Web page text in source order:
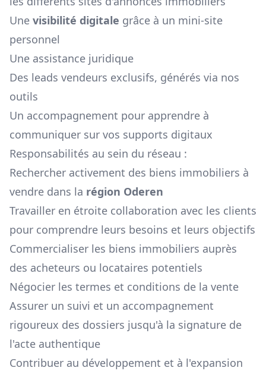
Une visibilité digitale grâce à un mini-site
personnel
Une assistance juridique
Des leads vendeurs exclusifs, générés via nos
outils
Un accompagnement pour apprendre à
communiquer sur vos supports digitaux
Responsabilités au sein du réseau :
Rechercher activement des biens immobiliers à
vendre dans la région Oderen
Travailler en étroite collaboration avec les clients
pour comprendre leurs besoins et leurs objectifs
Commercialiser les biens immobiliers auprès
des acheteurs ou locataires potentiels
Négocier les termes et conditions de la vente
Assurer un suivi et un accompagnement
rigoureux des dossiers jusqu'à la signature de
l'acte authentique
Contribuer au développement et à l'expansion